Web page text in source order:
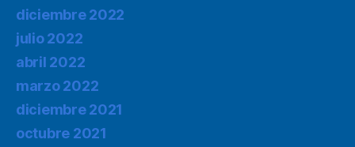
diciembre 2022
julio 2022
abril 2022
marzo 2022
diciembre 2021
octubre 2021